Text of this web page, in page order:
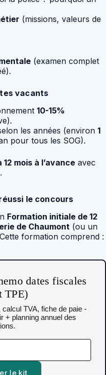
(missions, valeurs de
(examen complet
vacants
10-15%
les années (environ 1
pour tous les SOG).
12 mois à l’avance avec
le concours
Formation initiale de 12
de Chaumont (ou un
formation comprend :
dates fiscales
TPE)
TVA, fiche de paie -
+ planning annuel des
le kit